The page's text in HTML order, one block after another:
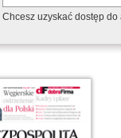
Chcesz uzyskać dostęp do